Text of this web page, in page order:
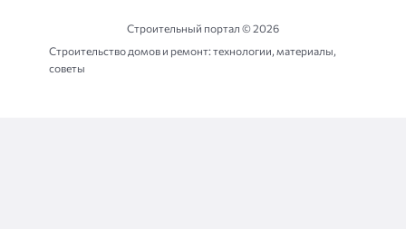
Строительный портал ©2026
Строительство домов и ремонт: технологии, материалы,
советы